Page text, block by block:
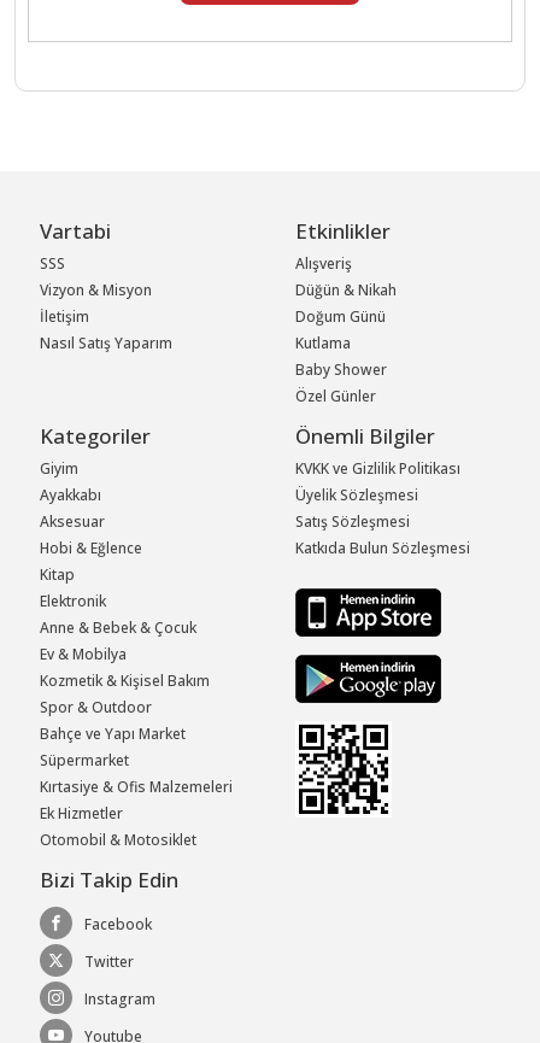
Vartabi
SSS
Vizyon & Misyon
İletişim
Nasıl Satış Yaparım
Etkinlikler
Alışveriş
Düğün & Nikah
Doğum Günü
Kutlama
Baby Shower
Özel Günler
Kategoriler
Giyim
Ayakkabı
Aksesuar
Hobi & Eğlence
Kitap
Elektronik
Anne & Bebek & Çocuk
Ev & Mobilya
Kozmetik & Kişisel Bakım
Spor & Outdoor
Bahçe ve Yapı Market
Süpermarket
Kırtasiye & Ofis Malzemeleri
Ek Hizmetler
Otomobil & Motosiklet
Önemli Bilgiler
KVKK ve Gizlilik Politikası
Üyelik Sözleşmesi
Satış Sözleşmesi
Katkıda Bulun Sözleşmesi
Bizi Takip Edin
Facebook
Twitter
Instagram
Youtube